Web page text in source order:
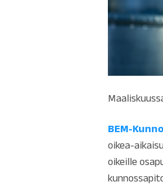
BEM-
oikea-
oikeille